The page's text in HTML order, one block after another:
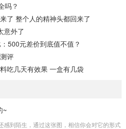
吗？
了 整个人的精神头都回来了
意外了
500元差价到底值不值？
评
吃几天有效果 一盒有几袋
~
感到陌生，通过这张图，相信你会对它的形式